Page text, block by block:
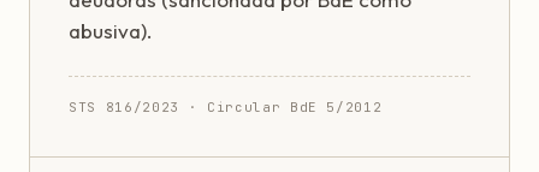
abusiva).
STS 816/2023 · Circular BdE 5/2012